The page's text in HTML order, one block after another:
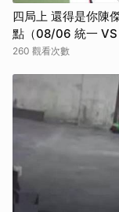
四局上 還得是你陳
點（08/06 統一 VS
260 觀看次數